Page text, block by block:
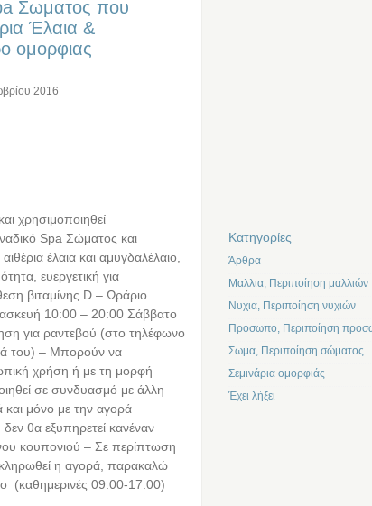
Σωματος που
Έλαια &
ομορφιας
2016
χρησιμοποιηθεί
Spa Σώματος και
έλαια και αμυγδαλέλαιο,
ευεργετική για
βιταμίνης D – Ωράριο
10:00 – 20:00 Σάββατο
για ραντεβού (στο τηλέφωνο
του) – Μπορούν να
χρήση ή με τη μορφή
σε συνδυασμό με άλλη
μόνο με την αγορά
θα εξυπηρετεί κανέναν
κουπονιού – Σε περίπτωση
η αγορά, παρακαλώ
(καθημερινές 09:00-17:00)
Kατηγορίες
Άρθρα
Μαλλια, Περιποίηση μαλλιών
Νυχια, Περιποίηση νυχιών
Προσωπο, Περιποίηση
Σωμα, Περιποίηση σώματος
Σεμινάρια ομορφιάς
Έχει λήξει